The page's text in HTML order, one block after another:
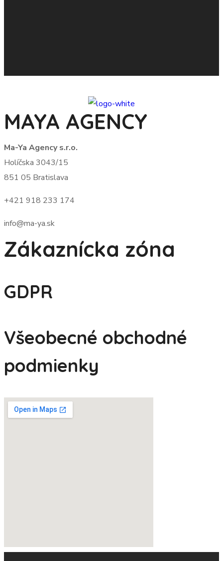
MAYA AGENCY
Ma-Ya Agency s.r.o.
Holíčska 3043/15
851 05 Bratislava
+421 918 233 174
info@ma-ya.sk
Zákaznícka zóna
GDPR
Všeobecné obchodné
podmienky